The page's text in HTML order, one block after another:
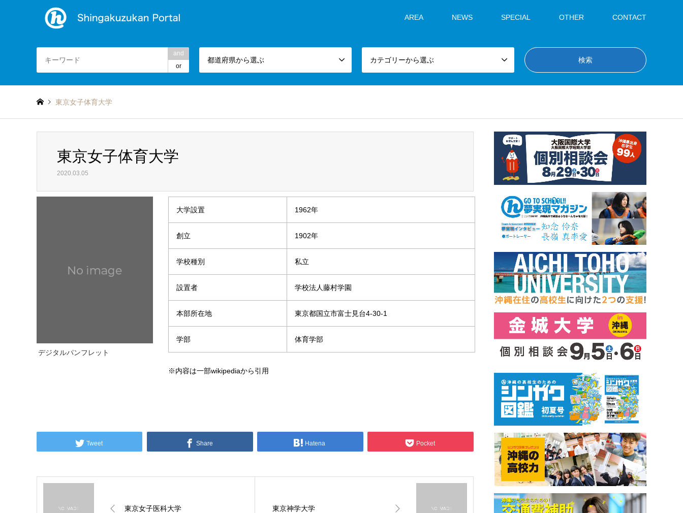
AREA NEWS SPECIAL OTHER CONTACT
and
or
都道府県から選ぶ カテゴリーから選ぶ
東京女子体育大学
東京女子体育大学
2020.03.05
デジタルパンフレット
大学設置 1962年
創立 1902年
学校種別 私立
設置者 学校法人藤村学園
本部所在地 東京都国立市富士見台4-30-1
学部 体育学部
※内容は一部wikipediaから引用
Tweet Share Hatena Pocket
東京女子医科大学 東京神学大学